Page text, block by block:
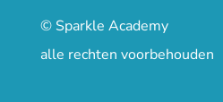
© Sparkle Academy
alle rechten voorbehouden